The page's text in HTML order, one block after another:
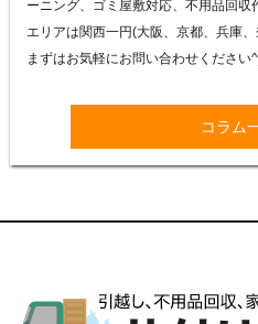
ーニング、ゴミ屋敷対応、不用品回収
エリアは関西一円(大阪、京都、兵庫
まずはお気軽にお問い合わせください
コラム